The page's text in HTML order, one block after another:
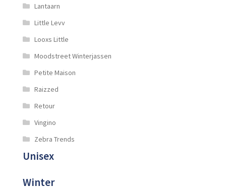
Lantaarn
Little Levv
Looxs Little
Moodstreet Winterjassen
Petite Maison
Raizzed
Retour
Vingino
Zebra Trends
Unisex
Winter